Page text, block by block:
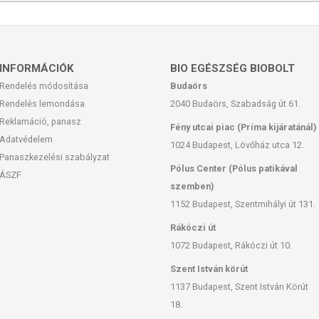
uniós szabályozás szerint élelmiszereknek minősülnek,
élettani hatással rendelkezhetnek, amely egyénenként
reklámozásuk során nem engedélyezett a készítményeknek
tulajdonítani.
vegyes étrendet és az egészséges életmódot! A termék nem
orvosi kezelés helyettesítésére alkalmas! Betegség esetén
bármelyikére érzékeny vagy allergiás! Kisgyermektől elzárva
INFORMÁCIÓK
Rendelés módosítása
Rendelés lemondása
Reklamáció, panasz
Adatvédelem
Panaszkezelési szabályzat
ÁSZF
BIO EGÉSZSÉG BIOBOLT
Budaörs
2040 Budaörs, Szabadság út 61.
Fény utcai piac (Príma kijáratánál)
1024 Budapest, Lövőház utca 12.
Pólus Center (Pólus patikával
szemben)
1152 Budapest, Szentmihályi út 131.
Rákóczi út
1072 Budapest, Rákóczi út 10.
Szent István körút
1137 Budapest, Szent István Körút
18.